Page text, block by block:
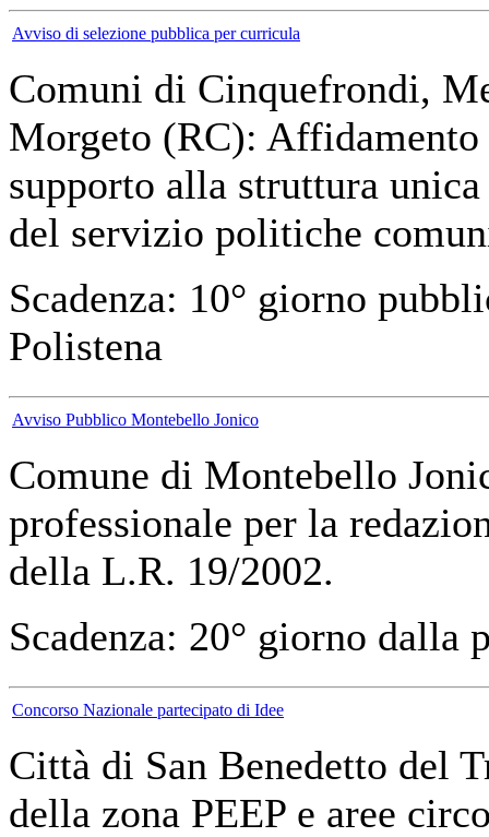
Avviso di selezione pubblica per curricula
Comuni di Cinquefrondi,
Morgeto (RC):
supporto alla struttura
del servizio politiche
Scadenza: 10° giorno
Polistena
Avviso Pubblico Montebello Jonico
Comune di Montebello
professionale per la
della L.R. 19/2002.
Scadenza: 20° giorno dalla
Concorso Nazionale partecipato di Idee
Città di San Benedetto del
della zona PEEP e aree